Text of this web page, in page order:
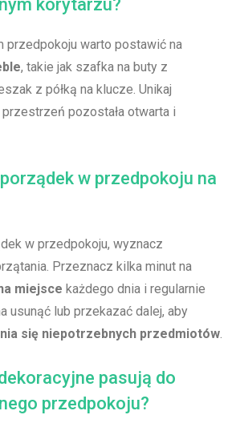
korytarzu?
przedpokoju⁣ warto postawić na
, takie jak szafka na‌ buty ​z
z półką na ‌klucze. Unikaj
pozostała otwarta‌ i
w przedpokoju na​
w przedpokoju, wyznacz
Przeznacz kilka‍ minut na
miejsce każdego dnia i regularnie‍
usunąć lub przekazać dalej, aby‌
się‌ niepotrzebnych przedmiotów.
pasują do
przedpokoju?